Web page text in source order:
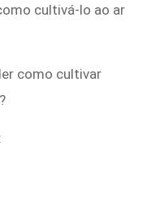
cultivá-lo ao ar
como cultivar